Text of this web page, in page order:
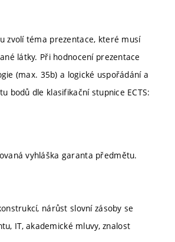
zvolí téma prezentace, které musí
látky. Při hodnocení prezentace
(max. 35b) a logické uspořádání a
bodů dle klasifikační stupnice ECTS:
vyhláška garanta předmětu.
nárůst slovní zásoby se
IT, akademické mluvy, znalost